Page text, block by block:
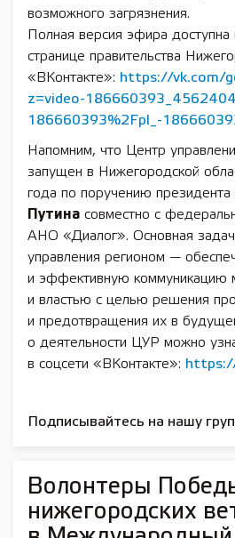
возможного загрязнения.
Полная версия эфира
странице правительства
«ВКонтакте»: https://vk.com/
z=video-
186660393%2Fpl_-
Напомним, что Центр
запущен в Нижегородской
года по поручению
Путина совместно с
АНО «Диалог». Основная
управления регионом —
и эффективную коммуникацию
и властью с целью решения
и предотвращения их в
о деятельности ЦУР можно
в соцсети «ВКонтакте»:
Подписывайтесь на нашу
Волонтеры
нижегородских